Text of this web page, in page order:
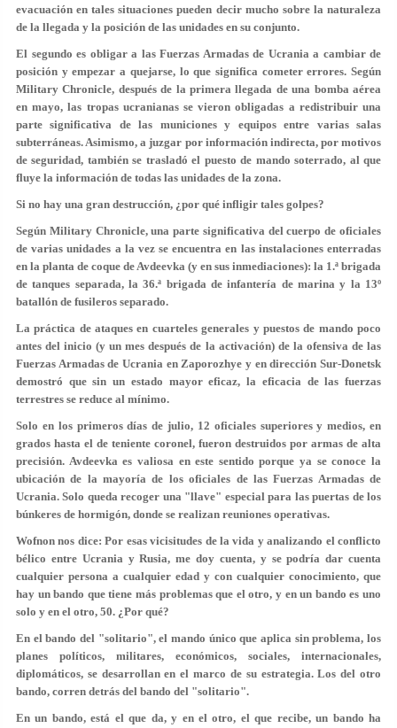
evacuación en tales situaciones pueden decir mucho sobre la naturaleza
de la llegada y la posición de las unidades en su conjunto.
El segundo es obligar a las Fuerzas Armadas de Ucrania a cambiar de
posición y empezar a quejarse, lo que significa cometer errores. Según
Military Chronicle, después de la primera llegada de una bomba aérea
en mayo, las tropas ucranianas se vieron obligadas a redistribuir una
parte significativa de las municiones y equipos entre varias salas
subterráneas. Asimismo, a juzgar por información indirecta, por motivos
de seguridad, también se trasladó el puesto de mando soterrado, al que
fluye la información de todas las unidades de la zona.
Si no hay una gran destrucción, ¿por qué infligir tales golpes?
Según Military Chronicle, una parte significativa del cuerpo de oficiales
de varias unidades a la vez se encuentra en las instalaciones enterradas
en la planta de coque de Avdeevka (y en sus inmediaciones): la 1.ª brigada
de tanques separada, la 36.ª brigada de infantería de marina y la 13º
batallón de fusileros separado.
La práctica de ataques en cuarteles generales y puestos de mando poco
antes del inicio (y un mes después de la activación) de la ofensiva de las
Fuerzas Armadas de Ucrania en Zaporozhye y en dirección Sur-Donetsk
demostró que sin un estado mayor eficaz, la eficacia de las fuerzas
terrestres se reduce al mínimo.
Solo en los primeros días de julio, 12 oficiales superiores y medios, en
grados hasta el de teniente coronel, fueron destruidos por armas de alta
precisión. Avdeevka es valiosa en este sentido porque ya se conoce la
ubicación de la mayoría de los oficiales de las Fuerzas Armadas de
Ucrania. Solo queda recoger una "llave" especial para las puertas de los
búnkeres de hormigón, donde se realizan reuniones operativas.
Wofnon nos dice: Por esas vicisitudes de la vida y analizando el conflicto
bélico entre Ucrania y Rusia, me doy cuenta, y se podría dar cuenta
cualquier persona a cualquier edad y con cualquier conocimiento, que
hay un bando que tiene más problemas que el otro, y en un bando es uno
solo y en el otro, 50. ¿Por qué?
En el bando del "solitario", el mando único que aplica sin problema, los
planes políticos, militares, económicos, sociales, internacionales,
diplomáticos, se desarrollan en el marco de su estrategia. Los del otro
bando, corren detrás del bando del "solitario".
En un bando, está el que da, y en el otro, el que recibe, un bando ha